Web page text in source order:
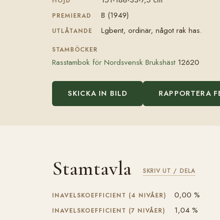
PREMIERAD B (1949)
UTLÅTANDE Lgbent, ordinär, något rak has.
STAMBÖCKER
Rasstambok för Nordsvensk Brukshäst12620
SKICKA IN BILD RAPPORTERA
Stamtavla SKRIV UT / DELA
INAVELSKOEFFICIENT (4 NIVÅER) 0,00 %
INAVELSKOEFFICIENT (7 NIVÅER) 1,04 %